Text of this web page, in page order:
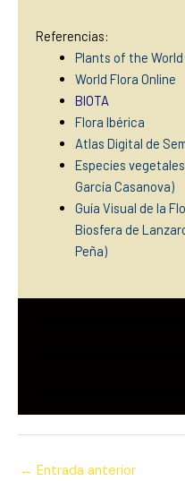
Referencias:
Plants of the World
World Flora Online
BIOTA
Flora Ibérica
Atlas Digital de
Especies
García Casanova)
Guía Visual de la
Biosfera de
Peña)
← Entrada anterior